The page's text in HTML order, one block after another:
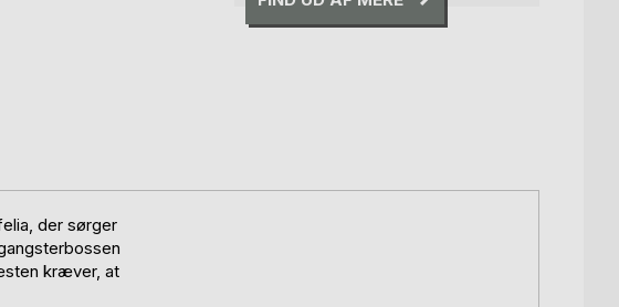
der sørger
kræver, at